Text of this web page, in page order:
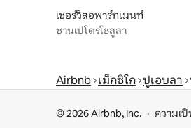
เซอร์วิสอพาร์ทเมนท์
ซานเปโดรโชลูลา
Airbnb เม็กซิโก ปูเอบลา
© 2026 Airbnb, Inc. ความเ